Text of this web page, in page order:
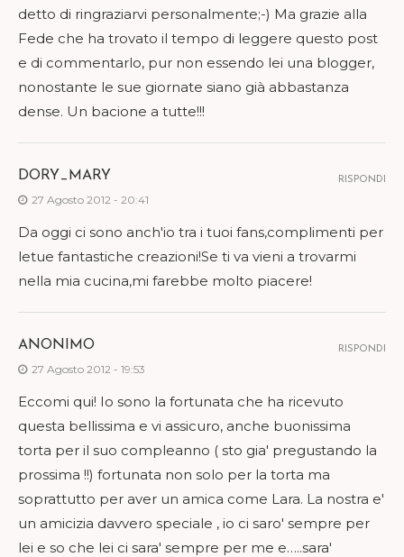
detto di ringraziarvi personalmente;-) Ma grazie alla
Fede che ha trovato il tempo di leggere questo post
e di commentarlo, pur non essendo lei una blogger,
nonostante le sue giornate siano già abbastanza
dense. Un bacione a tutte!!!
DORY_MARY
27 Agosto 2012 - 20:41
Da oggi ci sono anch'io tra i tuoi fans,complimenti per
letue fantastiche creazioni!Se ti va vieni a trovarmi
nella mia cucina,mi farebbe molto piacere!
RISPONDI
ANONIMO
27 Agosto 2012 - 19:53
Eccomi qui! Io sono la fortunata che ha ricevuto
questa bellissima e vi assicuro, anche buonissima
torta per il suo compleanno ( sto gia' pregustando la
prossima !!) fortunata non solo per la torta ma
soprattutto per aver un amica come Lara. La nostra e'
un amicizia davvero speciale , io ci saro' sempre per
lei e so che lei ci sara' sempre per me e…..sara'
RISPONDI